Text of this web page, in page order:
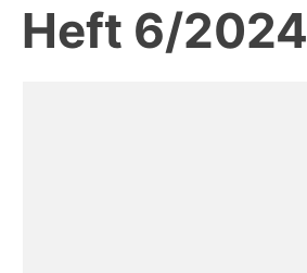
Heft 6/2024